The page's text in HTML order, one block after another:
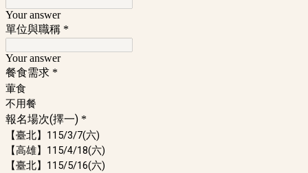
Your answer
單位與職稱 *
Your answer
餐食需求 *
葷食
不用餐
報名場次(擇一) *
【臺北】115/3/7(六)
【高雄】115/4/18(六)
【臺北】115/5/16(六)